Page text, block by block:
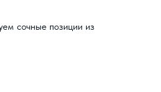
сочные позиции из